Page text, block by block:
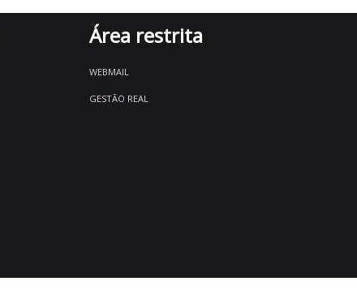
Área restrita
WEBMAIL
GESTÃO REAL